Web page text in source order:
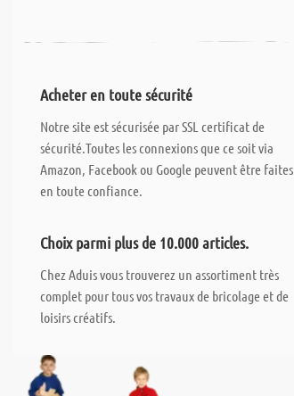
Acheter en toute sécurité
Notre site est sécurisée par SSL certificat de
sécurité.Toutes les connexions que ce soit via
Amazon, Facebook ou Google peuvent être faites
en toute confiance.
Choix parmi plus de 10.000 articles.
Chez Aduis vous trouverez un assortiment très
complet pour tous vos travaux de bricolage et de
loisirs créatifs.